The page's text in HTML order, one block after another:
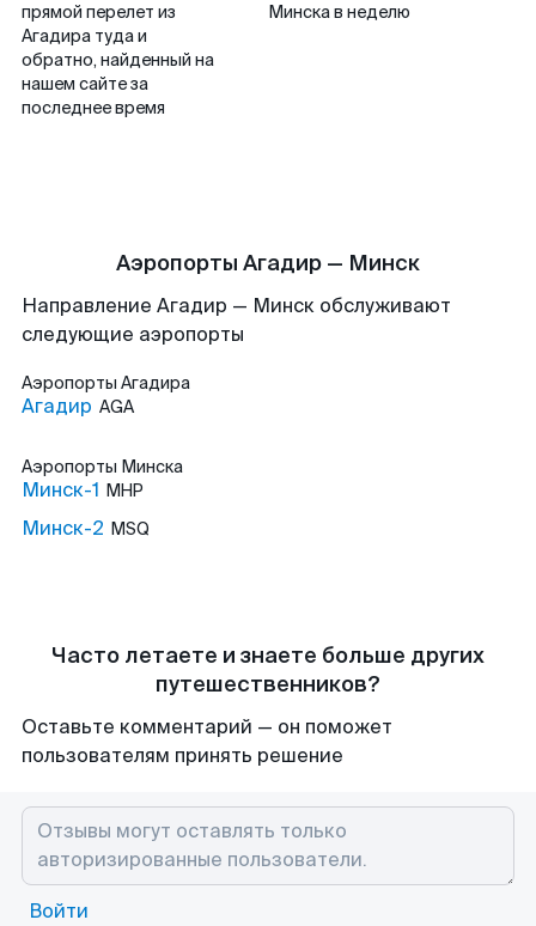
прямой перелет из
Агадира туда и
обратно, найденный на
нашем сайте за
последнее время
Минска в неделю
Аэропорты Агадир — Минск
Направление Агадир — Минск обслуживают
следующие аэропорты
Аэропорты Агадира
Агадир AGA
Аэропорты Минска
Минск-1 MHP
Минск-2 MSQ
Часто летаете и знаете больше других
путешественников?
Оставьте комментарий — он поможет
пользователям принять решение
Войти